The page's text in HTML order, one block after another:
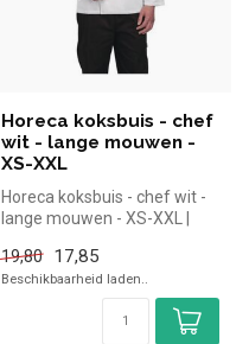
Horeca koksbuis - chef
wit - lange mouwen -
XS-XXL
Horeca koksbuis - chef wit -
lange mouwen - XS-XXL |
19,80
17,85
Beschikbaarheid laden..